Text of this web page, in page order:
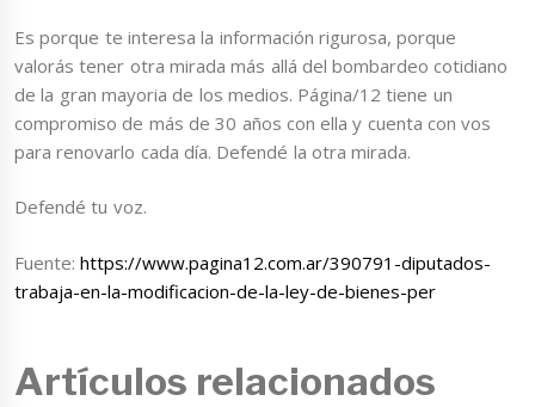
Es porque te interesa la información rigurosa, porque
valorás tener otra mirada más allá del bombardeo cotidiano
de la gran mayoria de los medios. Página/12 tiene un
compromiso de más de 30 años con ella y cuenta con vos
para renovarlo cada día. Defendé la otra mirada.
Defendé tu voz.
Fuente:https://www.pagina12.com.ar/390791-diputados-
trabaja-en-la-modificacion-de-la-ley-de-bienes-per
Artículos relacionados